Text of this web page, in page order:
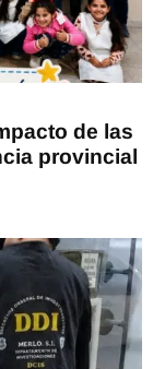
de las
provincial